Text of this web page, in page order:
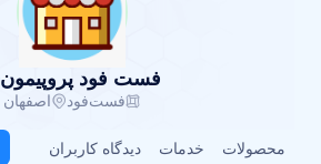
فست فود پروپیمون
فست‌فود اصفهان
محصولات خدمات دیدگاه کاربران